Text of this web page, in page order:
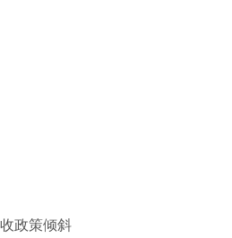
政策倾斜